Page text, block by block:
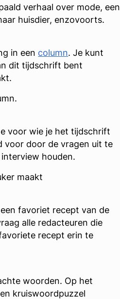
verhaal over mode, een
huisdier, enzovoorts.
in een column. Je kunt
dit tijdschrift bent
voor wie je het tijdschrift
voor door de vragen uit te
houden.
maakt
favoriet recept van de
alle redacteuren die
recept erin te
woorden. Op het
kruiswoordpuzzel